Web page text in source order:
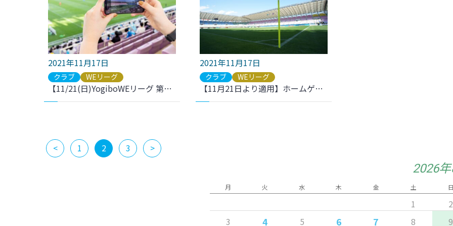
2021年11月17日
クラブ WEリーグ
【11/21(日)YogiboWEリーグ 第10節 I神戸戦】ラジオ放送のお知らせ
2021年11月17日
クラブ WEリーグ
【11月21日より適用】ホームゲームにおける試合観戦ルールについて
< 1 2 3 >
2026
月 火 水 木 金 土 日
1
2
3
4 5 6 7 8 9